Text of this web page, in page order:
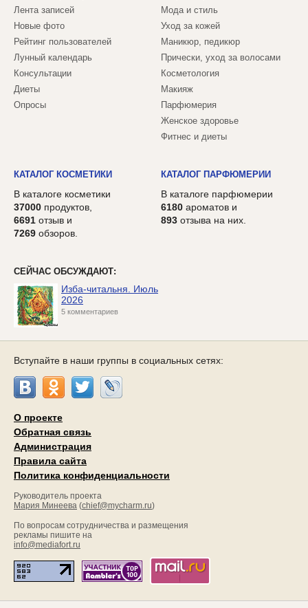
Лента записей
Новые фото
Рейтинг пользователей
Лунный календарь
Консультации
Диеты
Опросы
Мода и стиль
Уход за кожей
Маникюр, педикюр
Прически, уход за волосами
Косметология
Макияж
Парфюмерия
Женское здоровье
Фитнес и диеты
КАТАЛОГ КОСМЕТИКИ
В каталоге косметики
37000 продуктов,
6691 отзыв и
7269 обзоров.
КАТАЛОГ ПАРФЮМЕРИИ
В каталоге парфюмерии
6180 ароматов и
893 отзыва на них.
СЕЙЧАС ОБСУЖДАЮТ:
Изба-читальня. Июль
2026
5 комментариев
Вступайте в наши группы в социальных сетях:
О проекте
Обратная связь
Администрация
Правила сайта
Политика конфиденциальности
Руководитель проекта
Мария Минеева (chief@mycharm.ru)
По вопросам сотрудничества и размещения
рекламы пишите на
info@mediafort.ru